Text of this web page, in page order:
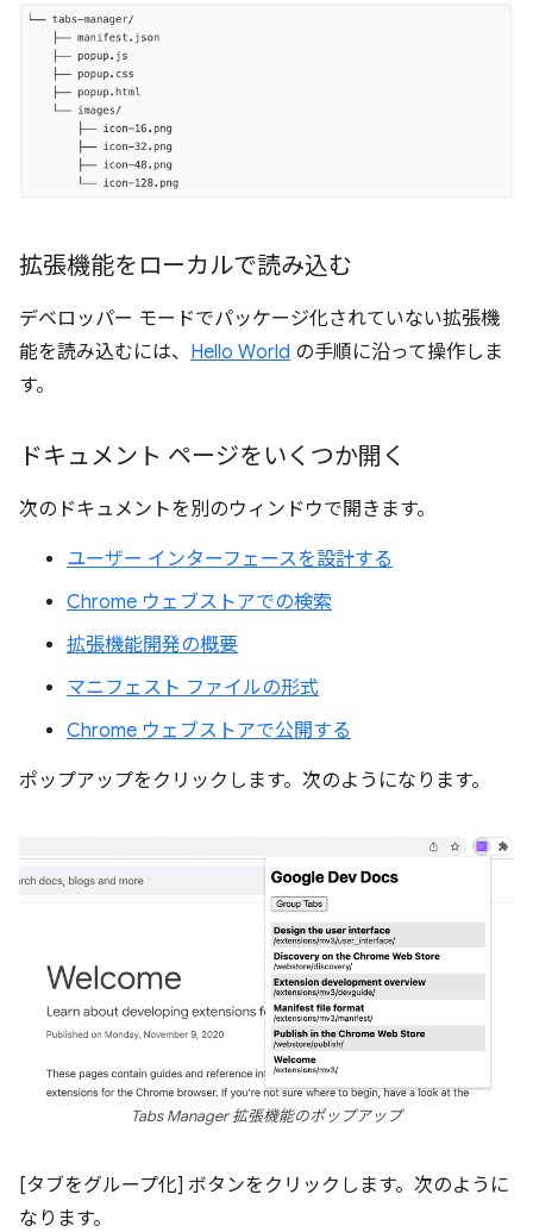
拡張機能をローカルで読み込む
デベロッパー モードでパッケージ化されていない拡張機
能を読み込むには、 Hello World の手順に沿って操作しま
す。
ドキュメント ページをいくつか開く
次のドキュメントを別のウィンドウで開きます。
ユーザー インターフェースを設計する
Chrome ウェブストアでの検索
拡張機能開発の概要
マニフェスト ファイルの形式
Chrome ウェブストアで公開する
ポップアップをクリックします。次のようになります。
Tabs Manager 拡張機能のポップアップ
[タブをグループ化] ボタンをクリックします。次のように
なります。